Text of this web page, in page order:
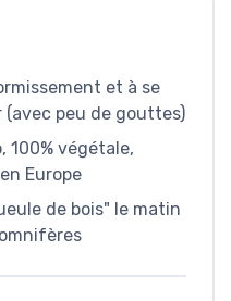
et à se
(avec peu de gouttes)
100% végétale,
Europe
de bois" le matin